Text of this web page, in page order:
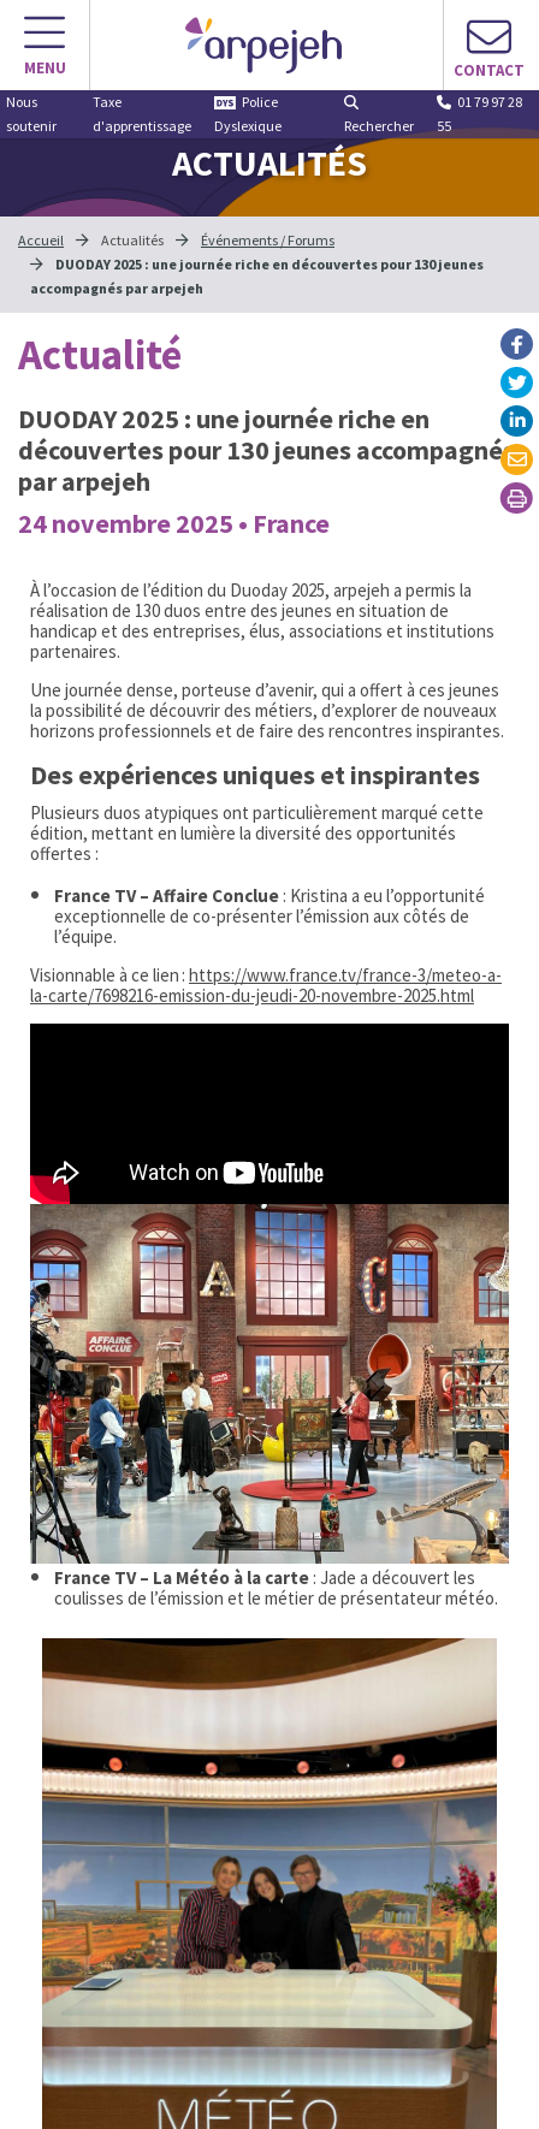
MENU CONTACT
Nous
soutenir
Taxe
d'apprentissage
Police
Dyslexique
Rechercher
01 79 97 28
55
ACTUALITÉS
Accueil Actualités
Événements / Forums
DUODAY 2025 : une journée riche en découvertes pour 130 jeunes
accompagnés par arpejeh
Actualité
DUODAY 2025 : une journée riche en
découvertes pour 130 jeunes accompagnés
par arpejeh
24 novembre 2025 • France
À l’occasion de l’édition du Duoday 2025, arpejeh a permis la
réalisation de 130 duos entre des jeunes en situation de
handicap et des entreprises, élus, associations et institutions
partenaires.
Une journée dense, porteuse d’avenir, qui a offert à ces jeunes
la possibilité de découvrir des métiers, d’explorer de nouveaux
horizons professionnels et de faire des rencontres inspirantes.
Des expériences uniques et inspirantes
Plusieurs duos atypiques ont particulièrement marqué cette
édition, mettant en lumière la diversité des opportunités
offertes :
France TV – Affaire Conclue : Kristina a eu l’opportunité
exceptionnelle de co-présenter l’émission aux côtés de
l’équipe.
Visionnable à ce lien : https://www.france.tv/france-3/meteo-a-
la-carte/7698216-emission-du-jeudi-20-novembre-2025.html
France TV – La Météo à la carte : Jade a découvert les
coulisses de l’émission et le métier de présentateur météo.